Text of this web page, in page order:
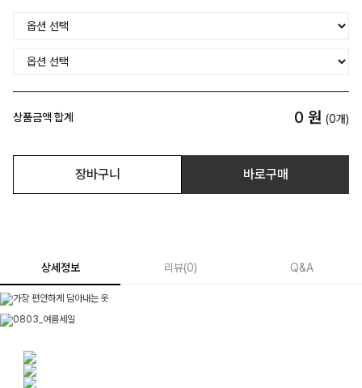
상품금액 합계 0 원 (0개)
장바구니 바로구매
상세정보 리뷰(0) Q&A